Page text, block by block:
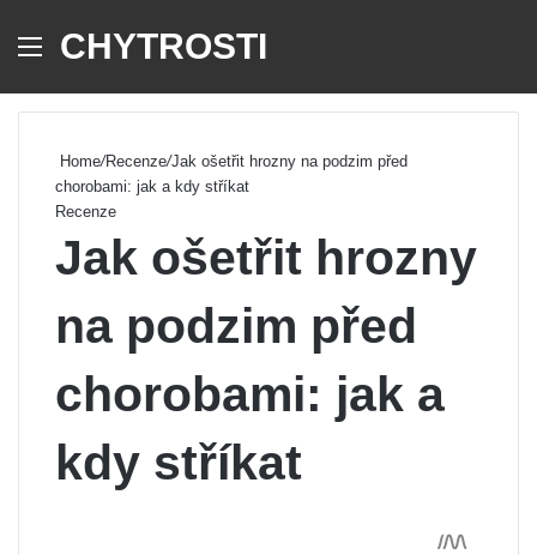
Menu
CHYTROSTI
Home/Recenze/Jak ošetřit hrozny na podzim před
chorobami: jak a kdy stříkat
Recenze
Jak ošetřit hrozny
na podzim před
chorobami: jak a
kdy stříkat